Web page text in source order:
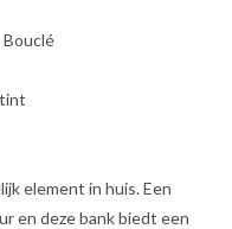
element in huis. Een
en deze bank biedt een